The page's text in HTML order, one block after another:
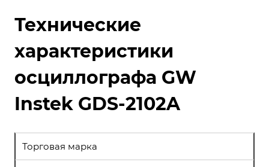
Технические
характеристики
осциллографа GW
Instek GDS-2102A
Торговая марка